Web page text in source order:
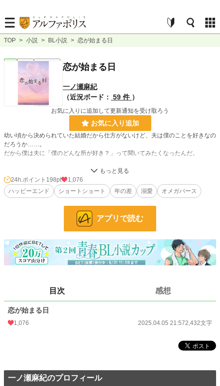
TOP > 小説 > BL小説 > 恋が始まる日
完結 ｼｮｰﾄｼｮｰﾄ 恋が始まる日
一ノ瀬麻紀
（近況ボード： 59 件 ）
お気に入りに追加して更新通知を受け取ろう
お気に入り追加
幼い頃から決められていた結婚だから仕方がないけど、夫は僕のことを好きなの
だろうか……。
だから僕は夫に「僕のどんな所が好き？」って聞いてみたくなったんだ。
アルファ×オメガの歳の差夫夫のお話。
ツイノベで書いたお話を少し直して載せました。
7,419 位 / 229,023 件
1,521 位 / 31,497 件
お気に入り 187
24h.ポイント 198 pt
2025.04.05 21:57
初回公開日時 2025.04.05 21:57
年間ポイント 47,953 pt (10,776 位)
24h.ポイント 198pt
1,076
ハッピーエンド
ショートショート 年の差 溺愛 オメガバース
アプリで読む
目次 感想
恋が始まる日
1,076 2025.04.05 21:572,432文字
一ノ瀬麻紀のプロフィール